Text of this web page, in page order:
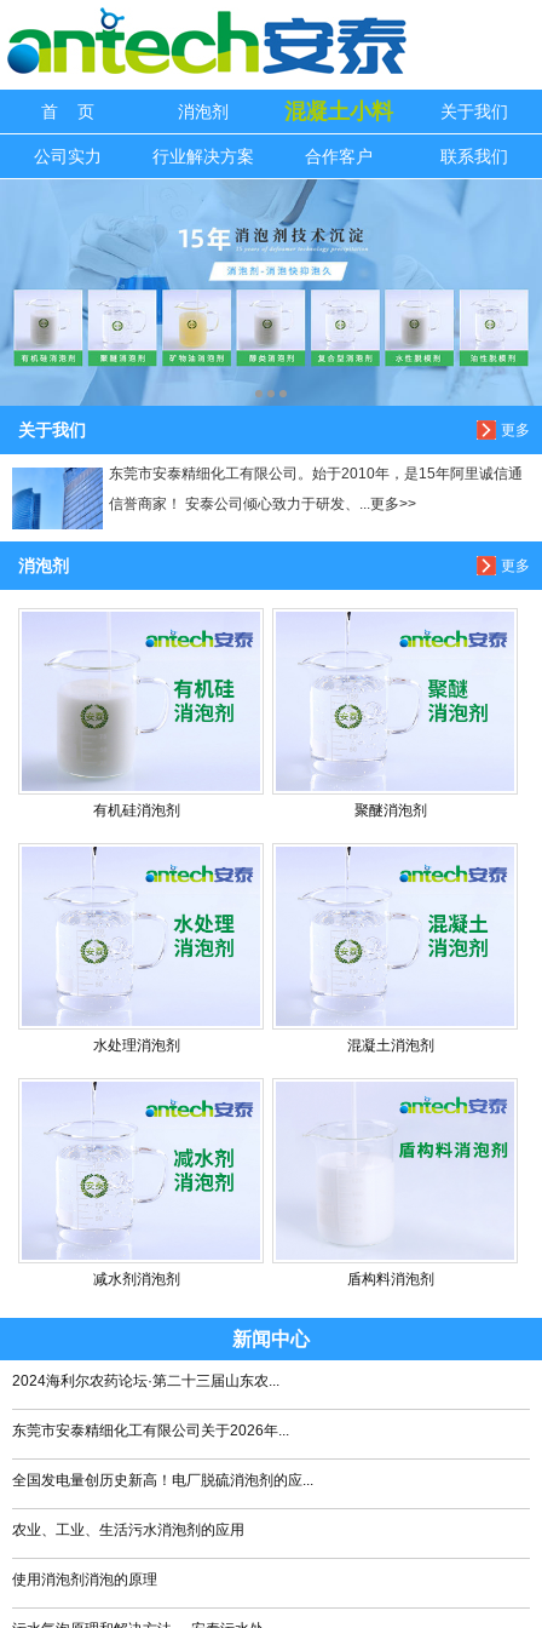
首 页 消泡剂 混凝土小料 关于我们
公司实力 行业解决方案 合作客户 联系我们
更多
关于我们
东莞市安泰精细化工有限公司。始于2010年，是15年阿里诚信通
信誉商家！ 安泰公司倾心致力于研发、...更多>>
更多
消泡剂
有机硅消泡剂 聚醚消泡剂
水处理消泡剂 混凝土消泡剂
减水剂消泡剂 盾构料消泡剂
新闻中心
2024海利尔农药论坛·第二十三届山东农...
东莞市安泰精细化工有限公司关于2026年...
全国发电量创历史新高！电厂脱硫消泡剂的应...
农业、工业、生活污水消泡剂的应用
使用消泡剂消泡的原理
信息搜索
搜索